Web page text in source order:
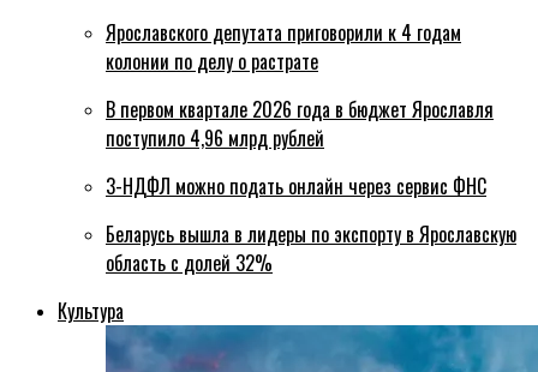
Ярославского депутата приговорили к 4 годам
колонии по делу о растрате
В первом квартале 2026 года в бюджет Ярославля
поступило 4,96 млрд рублей
3-НДФЛ можно подать онлайн через сервис ФНС
Беларусь вышла в лидеры по экспорту в Ярославскую
область с долей 32%
Культура